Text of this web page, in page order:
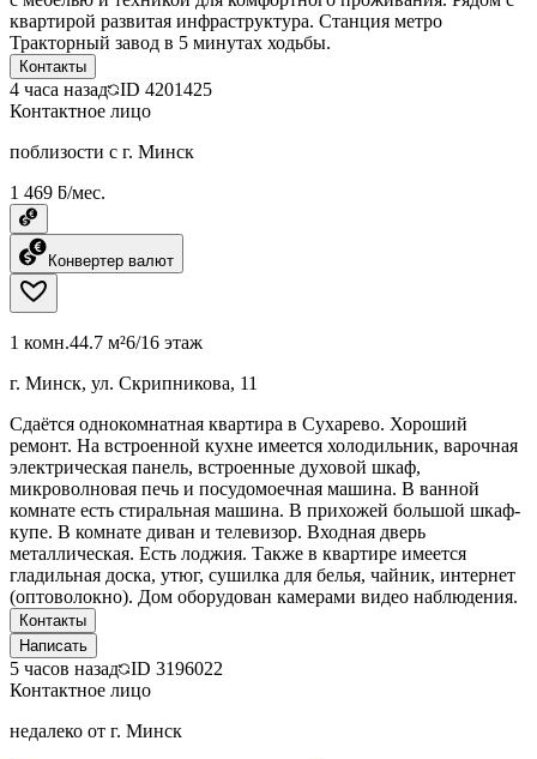
квартирой развитая инфраструктура. Станция метро
Тракторный завод в 5 минутах ходьбы.
Контакты
4 часа назад ID 4201425
Контактное лицо
поблизости с г. Минск
1 469 ƃ/мес.
Конвертер валют
1 комн.44.7 м²6/16 этаж
г. Минск, ул. Скрипникова, 11
Сдаётся однокомнатная квартира в Сухарево. Хороший
ремонт. На встроенной кухне имеется холодильник, варочная
электрическая панель, встроенные духовой шкаф,
микроволновая печь и посудомоечная машина. В ванной
комнате есть стиральная машина. В прихожей большой шкаф-
купе. В комнате диван и телевизор. Входная дверь
металлическая. Есть лоджия. Также в квартире имеется
гладильная доска, утюг, сушилка для белья, чайник, интернет
(оптоволокно). Дом оборудован камерами видео наблюдения.
Контакты
Написать
5 часов назад ID 3196022
Контактное лицо
недалеко от г. Минск